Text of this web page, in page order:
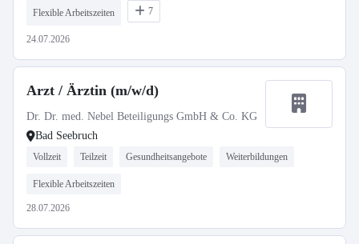
Flexible Arbeitszeiten 7
24.07.2026
Arzt / Ärztin (m/w/d)
Dr. Dr. med. Nebel Beteiligungs GmbH & Co. KG
Bad Seebruch
Vollzeit Teilzeit Gesundheitsangebote Weiterbildungen
Flexible Arbeitszeiten
28.07.2026